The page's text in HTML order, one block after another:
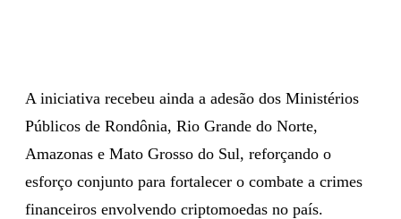
A iniciativa recebeu ainda a adesão dos Ministérios
Públicos de Rondônia, Rio Grande do Norte,
Amazonas e Mato Grosso do Sul, reforçando o
esforço conjunto para fortalecer o combate a crimes
financeiros envolvendo criptomoedas no país.